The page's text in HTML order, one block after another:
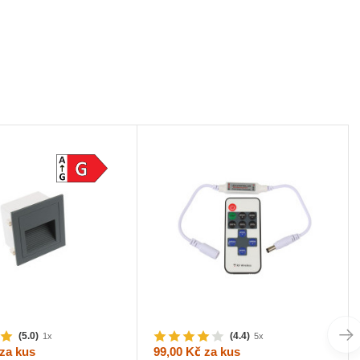
(5.0) 1x
kus
(4.4) 5x
99,00 Kč za kus